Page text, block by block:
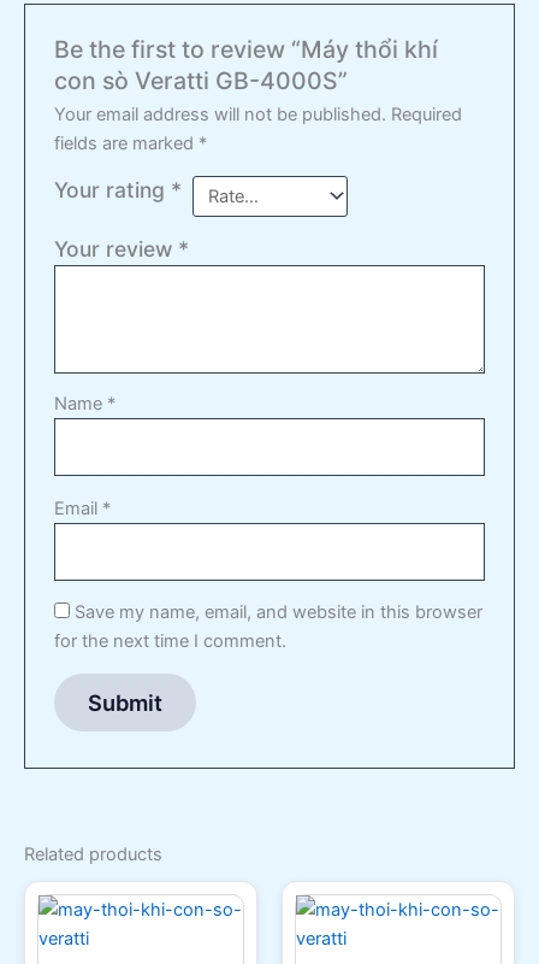
Be the first to review “Máy thổi khí
con sò Veratti GB-4000S”
Your email address will not be published. Required
fields are marked *
Your rating *
Your review *
Name *
Email *
Save my name, email, and website in this browser
for the next time I comment.
Related products